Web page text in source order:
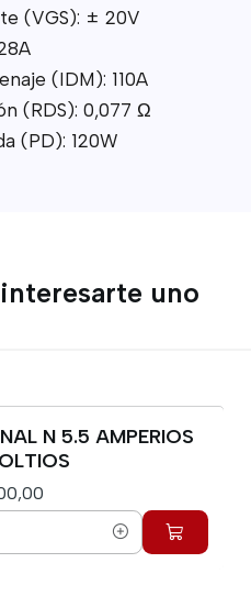
(VGS): ± 20V
(IDM): 110A
(RDS): 0,077 Ω
(PD): 120W
uno
N 5.5 AMPERIOS